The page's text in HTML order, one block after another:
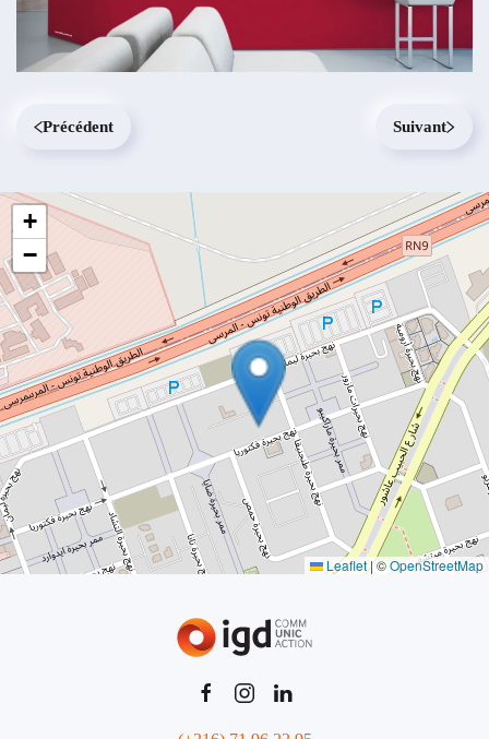
Précédent Suivant
+
−
Leaflet |©OpenStreetMap